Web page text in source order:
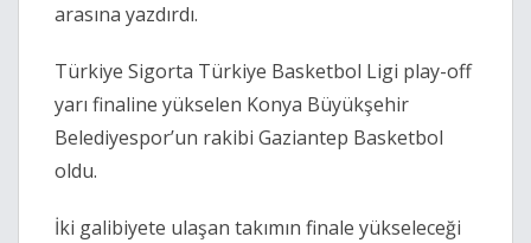
arasına yazdırdı.
Türkiye Sigorta Türkiye Basketbol Ligi play-off
yarı finaline yükselen Konya Büyükşehir
Belediyespor’un rakibi Gaziantep Basketbol
oldu.
İki galibiyete ulaşan takımın finale yükseleceği